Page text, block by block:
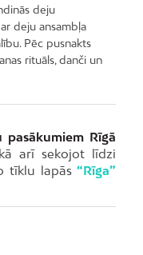
deju
deju ansambļa
Pēc pusnakts
rituāls, danči un
Rīgā
arī sekojot līdzi
tīklu lapās“Rīga”